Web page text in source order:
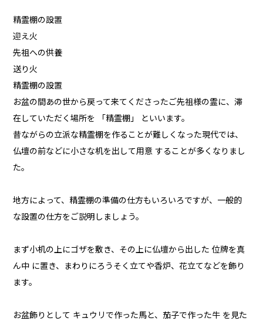
精霊棚の設置
迎え火
先祖への供養
送り火
精霊棚の設置
お盆の間あの世から戻って来てくださったご先祖様の霊に、滞
在していただく場所を 「精霊棚」 といいます。
昔ながらの立派な精霊棚を作ることが難しくなった現代では、
仏壇の前などに小さな机を出して用意 することが多くなりまし
た。
地方によって、精霊棚の準備の仕方もいろいろですが、一般的
な設置の仕方をご説明しましょう。
まず小机の上にゴザを敷き、その上に仏壇から出した 位牌を真
ん中 に置き、まわりにろうそく立てや香炉、花立てなどを飾り
ます。
お盆飾りとして キュウリで作った馬と、茄子で作った牛 を見た